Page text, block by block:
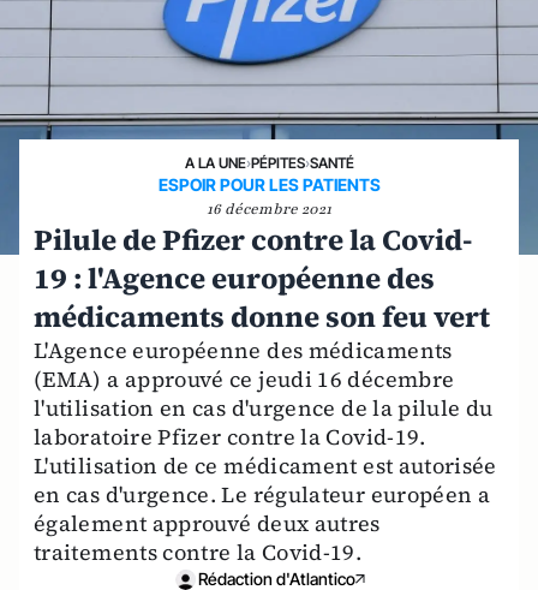
A LA UNE›PÉPITES›SANTÉ
ESPOIR POUR LES PATIENTS
16 décembre 2021
Pilule de Pfizer contre la Covid-
19 : l'Agence européenne des
médicaments donne son feu vert
L'Agence européenne des médicaments
(EMA) a approuvé ce jeudi 16 décembre
l'utilisation en cas d'urgence de la pilule du
laboratoire Pfizer contre la Covid-19.
L'utilisation de ce médicament est autorisée
en cas d'urgence. Le régulateur européen a
également approuvé deux autres
traitements contre la Covid-19.
Rédaction d'Atlantico